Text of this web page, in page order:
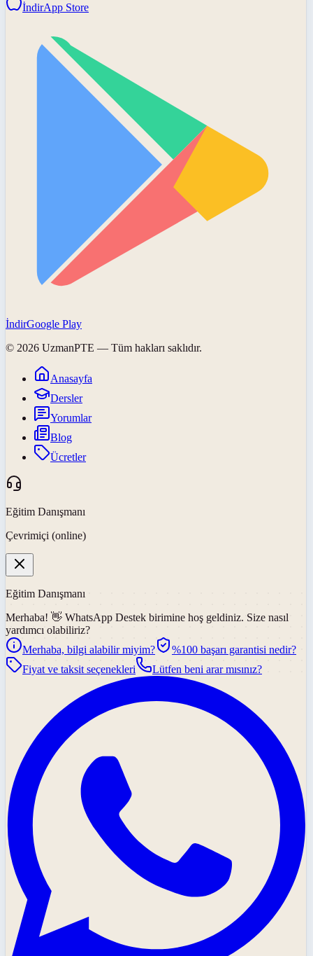
İndirApp Store
İndirGoogle Play
© 2026 UzmanPTE — Tüm hakları saklıdır.
Anasayfa
Dersler
Yorumlar
Blog
Ücretler
Eğitim Danışmanı
Çevrimiçi (online)
Eğitim Danışmanı
Merhaba! 👋 WhatsApp Destek birimine hoş geldiniz. Size nasıl
yardımcı olabiliriz?
Merhaba, bilgi alabilir miyim?
%100 başarı garantisi nedir?
Fiyat ve taksit seçenekleri
Lütfen beni arar mısınız?